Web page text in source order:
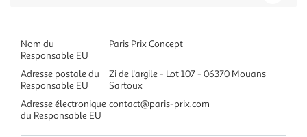
Nom du
Responsable EU
Paris Prix Concept
Adresse postale du
Responsable EU
Zi de l'argile - Lot 107 - 06370 Mouans
Sartoux
Adresse électronique
du Responsable EU
contact@paris-prix.com